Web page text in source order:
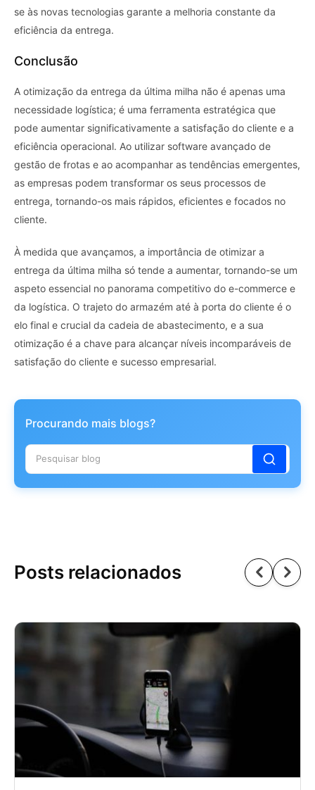
se às novas tecnologias garante a melhoria constante da
eficiência da entrega.
Conclusão
A otimização da entrega da última milha não é apenas uma
necessidade logística; é uma ferramenta estratégica que
pode aumentar significativamente a satisfação do cliente e a
eficiência operacional. Ao utilizar software avançado de
gestão de frotas e ao acompanhar as tendências emergentes,
as empresas podem transformar os seus processos de
entrega, tornando-os mais rápidos, eficientes e focados no
cliente.
À medida que avançamos, a importância de otimizar a
entrega da última milha só tende a aumentar, tornando-se um
aspeto essencial no panorama competitivo do e-commerce e
da logística. O trajeto do armazém até à porta do cliente é o
elo final e crucial da cadeia de abastecimento, e a sua
otimização é a chave para alcançar níveis incomparáveis ​​de
satisfação do cliente e sucesso empresarial.
Procurando mais blogs?
Posts relacionados